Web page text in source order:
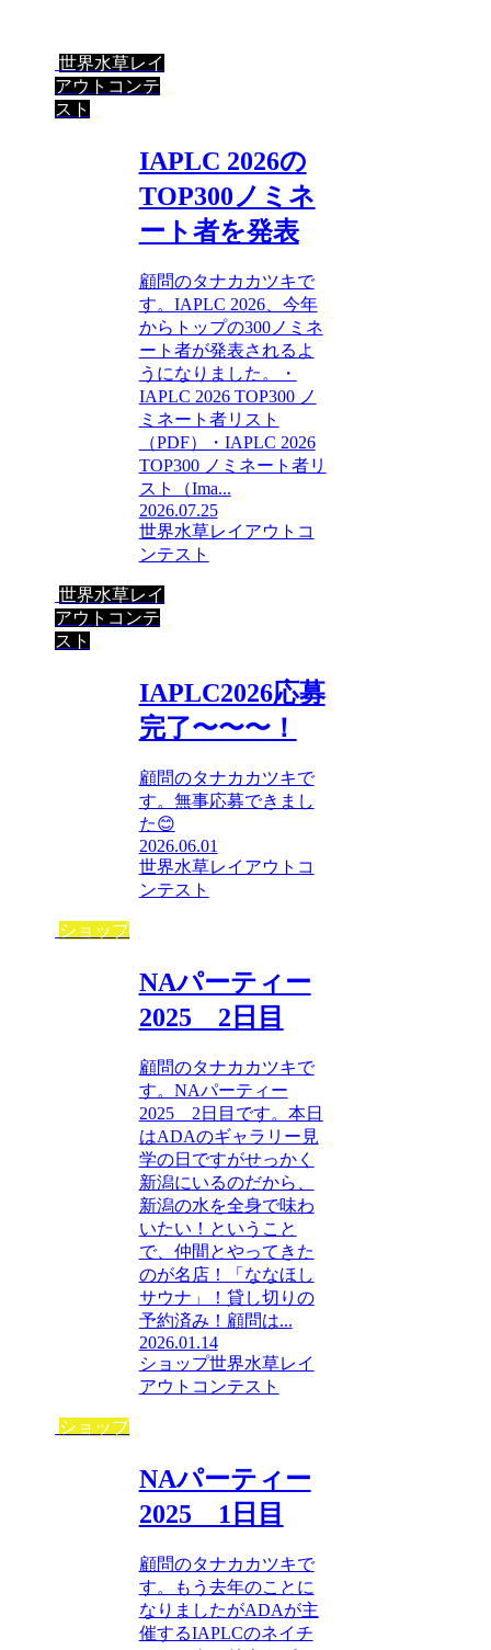
世界水草レイ
アウトコンテ
スト
IAPLC 2026の
TOP300ノミネ
ート者を発表
顧問のタナカカツキで
す。IAPLC 2026、今年
からトップの300ノミネ
ート者が発表されるよ
うになりました。・
IAPLC 2026 TOP300 ノ
ミネート者リスト
（PDF）・IAPLC 2026
TOP300 ノミネート者リ
スト（Ima...
2026.07.25
世界水草レイアウトコ
ンテスト
世界水草レイ
アウトコンテ
スト
IAPLC2026応募
完了〜〜〜！
顧問のタナカカツキで
す。無事応募できまし
た😊
2026.06.01
世界水草レイアウトコ
ンテスト
ショップ
NAパーティー
2025 2日目
顧問のタナカカツキで
す。NAパーティー
2025 2日目です。本日
はADAのギャラリー見
学の日ですがせっかく
新潟にいるのだから、
新潟の水を全身で味わ
いたい！ということ
で、仲間とやってきた
のが名店！「ななほし
サウナ」！貸し切りの
予約済み！顧問は...
2026.01.14
ショップ世界水草レイ
アウトコンテスト
ショップ
NAパーティー
2025 1日目
顧問のタナカカツキで
す。もう去年のことに
なりましたがADAが主
催するIAPLCのネイチ